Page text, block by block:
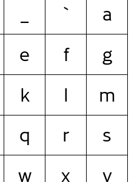
`
a
e f
g
k l
m
q r
s
w x
y